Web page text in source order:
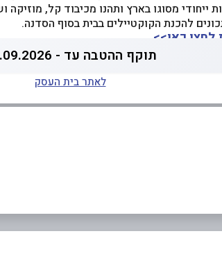
ייחודי מסוגו בארץ ותהנו מכיבוד קל, מוזיקה
להכנת הקוקטיילים בבית בסוף הסדנה.
לחצו כאן>>
תוקף ההטבה עד - 07.09.2026
לאתר בית העסק